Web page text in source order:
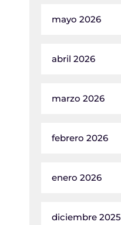
mayo 2026
abril 2026
marzo 2026
febrero 2026
enero 2026
diciembre 2025